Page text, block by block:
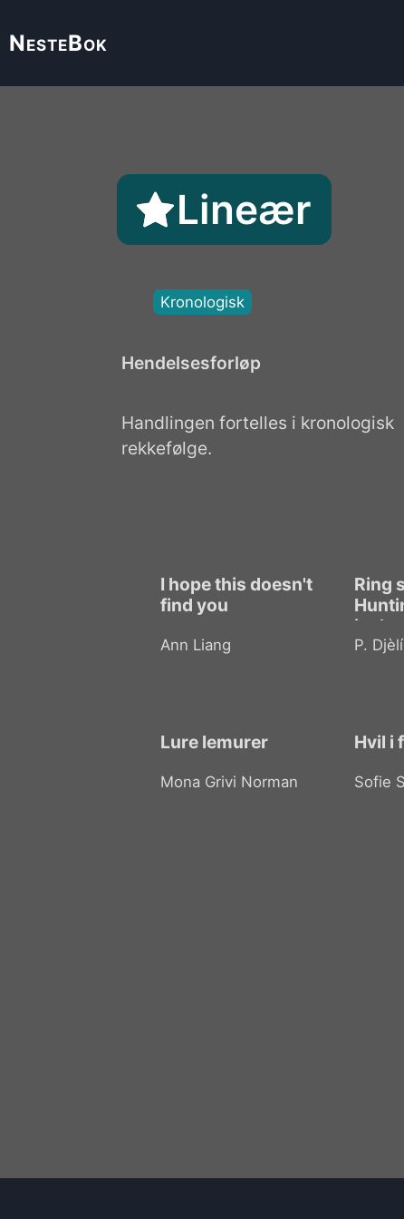
NesteBok
Lineær
Kronologisk
Hendelsesforløp
Handlingen fortelles i kronologisk
rekkefølge.
I hope this doesn't
find you
Ann Liang
Ring
in the
P.
Lure lemurer
Mona Grivi Norman
Hvil i
Sofie